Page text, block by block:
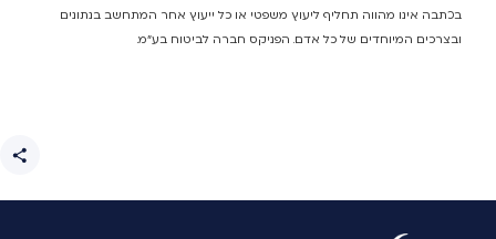
בכתבה אינו מהווה תחליף ליעוץ משפטי או כל ייעוץ אחר המתחשב בנתונים
ובצרכים המיוחדים של כל אדם. הפניקס חברה לביטוח בע"מ.